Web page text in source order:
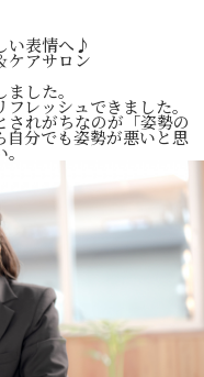
い表情へ♪
ケアサロン
した。
レッシュできました。
れがちなのが「姿勢の
自分でも姿勢が悪いと思
。